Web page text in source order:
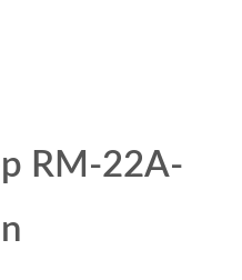
RM-22A-